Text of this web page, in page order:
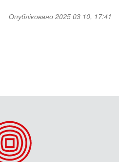
Опубліковано 2025 03 10, 17:41